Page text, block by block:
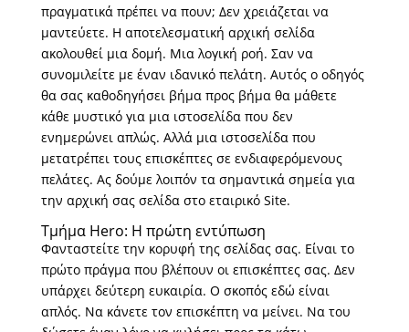
πραγματικά πρέπει να πουν; Δεν χρειάζεται να
μαντεύετε. Η αποτελεσματική αρχική σελίδα
ακολουθεί μια δομή. Μια λογική ροή. Σαν να
συνομιλείτε με έναν ιδανικό πελάτη. Αυτός ο οδηγός
θα σας καθοδηγήσει βήμα προς βήμα θα μάθετε
κάθε μυστικό για μια ιστοσελίδα που δεν
ενημερώνει απλώς. Αλλά μια ιστοσελίδα που
μετατρέπει τους επισκέπτες σε ενδιαφερόμενους
πελάτες. Ας δούμε λοιπόν τα σημαντικά σημεία για
την αρχική σας σελίδα στο εταιρικό Site.
Τμήμα Hero: Η πρώτη εντύπωση
Φανταστείτε την κορυφή της σελίδας σας. Είναι το
πρώτο πράγμα που βλέπουν οι επισκέπτες σας. Δεν
υπάρχει δεύτερη ευκαιρία. Ο σκοπός εδώ είναι
απλός. Να κάνετε τον επισκέπτη να μείνει. Να του